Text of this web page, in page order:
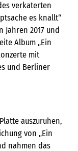
verkaterten
es knallt“
Jahren 2017 und
Album „Ein
mit
und Berliner
auszuruhen,
von „Ein
nahmen das